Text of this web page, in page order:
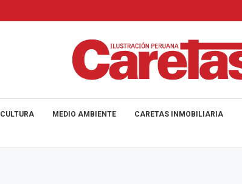
CULTURA MEDIO AMBIENTE CARETAS INMOBILIARIA